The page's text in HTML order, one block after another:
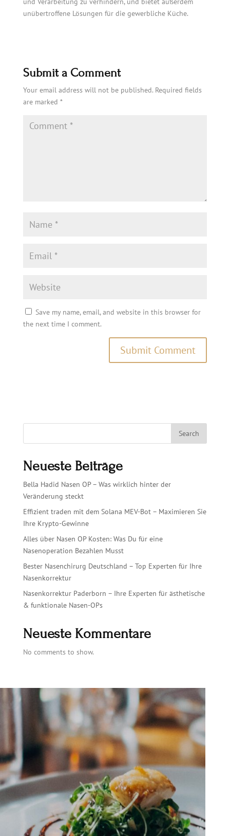
unübertroffene Lösungen für die gewerbliche Küche.
Submit a Comment
Your email address will not be published. Required fields
are marked *
Save my name, email, and website in this browser for
the next time I comment.
Search
Neueste Beiträge
Bella Hadid Nasen OP – Was wirklich hinter der
Veränderung steckt
Effizient traden mit dem Solana MEV-Bot – Maximieren Sie
Ihre Krypto-Gewinne
Alles über Nasen OP Kosten: Was Du für eine
Nasenoperation Bezahlen Musst
Bester Nasenchirurg Deutschland – Top Experten für Ihre
Nasenkorrektur
Nasenkorrektur Paderborn – Ihre Experten für ästhetische
& funktionale Nasen-OPs
Neueste Kommentare
No comments to show.